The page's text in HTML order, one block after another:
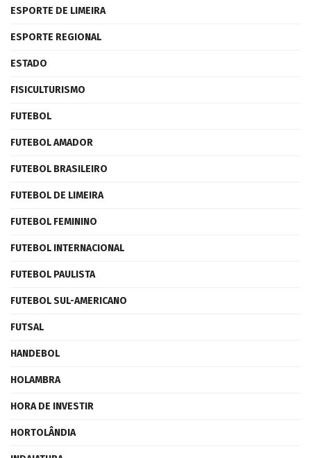
ESPORTE DE LIMEIRA
ESPORTE REGIONAL
ESTADO
FISICULTURISMO
FUTEBOL
FUTEBOL AMADOR
FUTEBOL BRASILEIRO
FUTEBOL DE LIMEIRA
FUTEBOL FEMININO
FUTEBOL INTERNACIONAL
FUTEBOL PAULISTA
FUTEBOL SUL-AMERICANO
FUTSAL
HANDEBOL
HOLAMBRA
HORA DE INVESTIR
HORTOLÂNDIA